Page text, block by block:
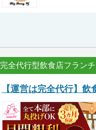
完全代行型飲食店フラン
【運営は完全代行】